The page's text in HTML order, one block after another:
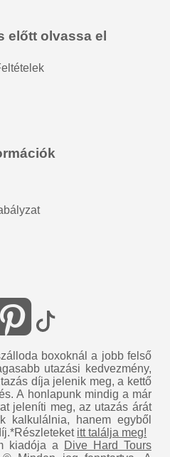
előtt olvassa el
boxoknál a jobb felső
utazási kedvezmény,
díja jelenik meg, a kettő
A honlapunk mindig a már
jeleníti meg, az utazás árát
kalkulálnia, hanem egyből
itt találja meg!
kiadója a
Dive Hard Tours